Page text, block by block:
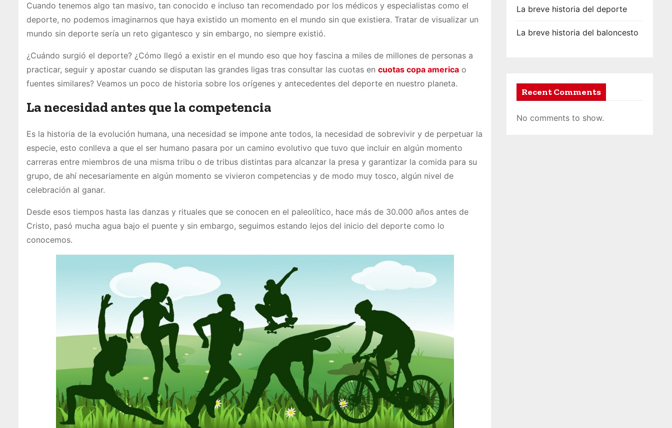
Cuando tenemos algo tan masivo, tan conocido e incluso tan recomendado por los médicos y especialistas como el
deporte, no podemos imaginarnos que haya existido un momento en el mundo sin que existiera. Tratar de visualizar un
mundo sin deporte sería un reto gigantesco y sin embargo, no siempre existió.
¿Cuándo surgió el deporte? ¿Cómo llegó a existir en el mundo eso que hoy fascina a miles de millones de personas a
practicar, seguir y apostar cuando se disputan las grandes ligas tras consultar las cuotas en cuotas copa america o
fuentes similares? Veamos un poco de historia sobre los orígenes y antecedentes del deporte en nuestro planeta.
La necesidad antes que la competencia
Es la historia de la evolución humana, una necesidad se impone ante todos, la necesidad de sobrevivir y de perpetuar la
especie, esto conlleva a que el ser humano pasara por un camino evolutivo que tuvo que incluir en algún momento
carreras entre miembros de una misma tribu o de tribus distintas para alcanzar la presa y garantizar la comida para su
grupo, de ahí necesariamente en algún momento se vivieron competencias y de modo muy tosco, algún nivel de
celebración al ganar.
Desde esos tiempos hasta las danzas y rituales que se conocen en el paleolítico, hace más de 30.000 años antes de
Cristo, pasó mucha agua bajo el puente y sin embargo, seguimos estando lejos del inicio del deporte como lo
conocemos.
La breve historia del deporte
La breve historia del baloncesto
Recent Comments
No comments to show.